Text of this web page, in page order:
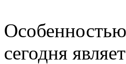
сегодня